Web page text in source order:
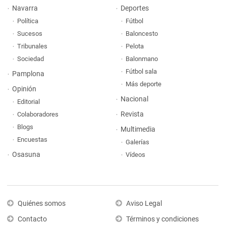
Navarra
Política
Sucesos
Tribunales
Sociedad
Pamplona
Opinión
Editorial
Colaboradores
Blogs
Encuestas
Osasuna
Deportes
Fútbol
Baloncesto
Pelota
Balonmano
Fútbol sala
Más deporte
Nacional
Revista
Multimedia
Galerías
Vídeos
Quiénes somos
Contacto
Aviso Legal
Términos y condiciones